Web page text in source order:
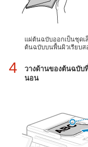
แผ่ต้นฉบับออกเป็นชุดเ
ต้นฉบับบนพื้นผิวเรียบส
4
วางด้านของต้นฉบับ
นอน